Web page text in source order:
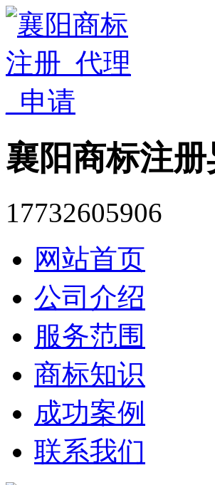
襄阳商标注
17732605906
网站首页
公司介绍
服务范围
商标知识
成功案例
联系我们